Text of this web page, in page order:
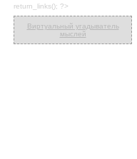
return_links(); ?>
Виртуальный угадыватель
мыслей